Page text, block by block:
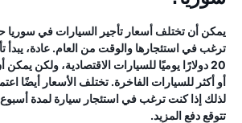
يمكن أن تختلف أسعار تأجير السيارات في سوريا
ترغب في استئجارها والوقت من العام. عادة، يبدأ
أو أكثر للسيارات الفاخرة. تختلف الأسعار أيضًا
لذلك إذا كنت ترغب في استئجار سيارة لمدة أسبوع
تتوقع دفع المزيد.